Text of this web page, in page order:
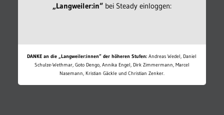
„Langweiler:in“bei Steady einloggen:
DANKE an die „Langweiler:innen“ der höheren Stufen: Andreas Wedel, Daniel
Schulze-Wethmar, Goto Dengo, Annika Engel, Dirk Zimmermann, Marcel
Nasemann, Kristian Gäckle und Christian Zenker.